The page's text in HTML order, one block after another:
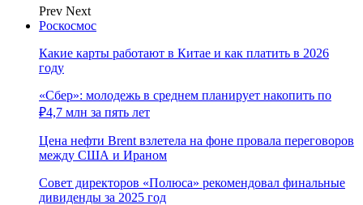
Prev Next
Роскосмос
Какие карты работают в Китае и как платить в 2026
году
«Сбер»: молодежь в среднем планирует накопить по
₽4,7 млн за пять лет
Цена нефти Brent взлетела на фоне провала переговоров
между США и Ираном
Совет директоров «Полюса» рекомендовал финальные
дивиденды за 2025 год